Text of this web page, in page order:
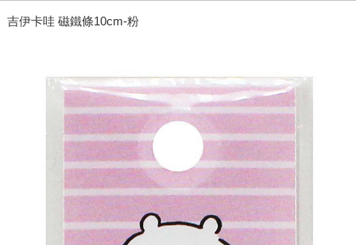
吉伊卡哇 磁鐵條10cm-粉